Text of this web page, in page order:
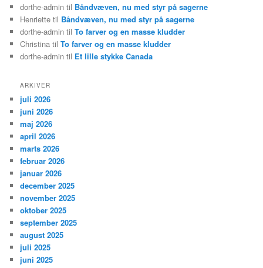
dorthe-admin til Båndvæven, nu med styr på sagerne
Henriette til Båndvæven, nu med styr på sagerne
dorthe-admin tilTo farver og en masse kludder
Christina tilTo farver og en masse kludder
dorthe-admin til Et lille stykke Canada
ARKIVER
juli 2026
juni 2026
maj 2026
april 2026
marts 2026
februar 2026
januar 2026
december 2025
november 2025
oktober 2025
september 2025
august 2025
juli 2025
juni 2025